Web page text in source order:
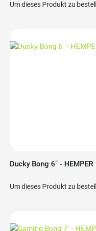
Um dieses Produkt zu
Ducky Bong 6" - HEMPER
Um dieses Produkt zu